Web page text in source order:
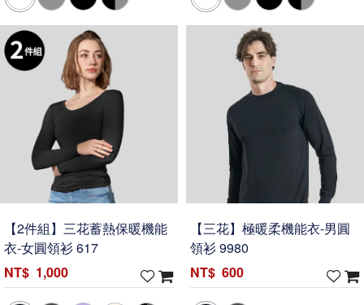
【2件組】三花蓄熱保暖機能
衣-女圓領衫 617
1,000
【三花】極暖柔機能衣-男圓
領衫 9980
600